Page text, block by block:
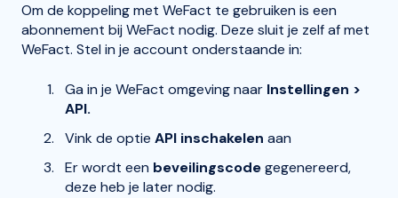
Om de koppeling met WeFact te gebruiken is een
abonnement bij WeFact nodig. Deze sluit je zelf af met
WeFact. Stel in je account onderstaande in:
Ga in je WeFact omgeving naar Instellingen >
API.
Vink de optie API inschakelen aan
Er wordt een beveilingscodegegenereerd,
deze heb je later nodig.